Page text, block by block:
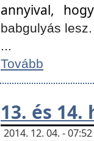
annyival,
babgulyás
...
Tovább
13. és
2014. 12. 04. -